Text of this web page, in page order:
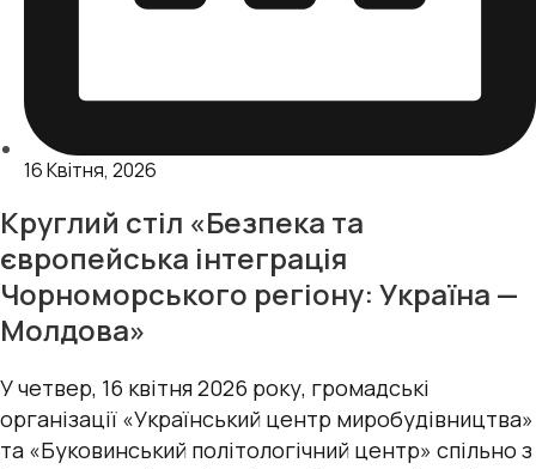
16 Квітня, 2026
Круглий стіл «Безпека та
європейська інтеграція
Чорноморського регіону: Україна —
Молдова»
У четвер, 16 квітня 2026 року, громадські
організації «Український центр миробудівництва»
та «Буковинський політологічний центр» спільно з